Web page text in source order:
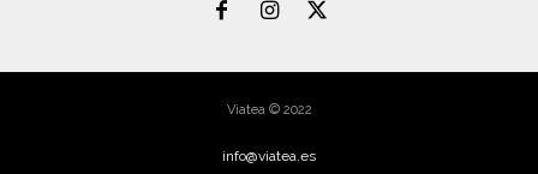
Viatea © 2022
info@viatea.es